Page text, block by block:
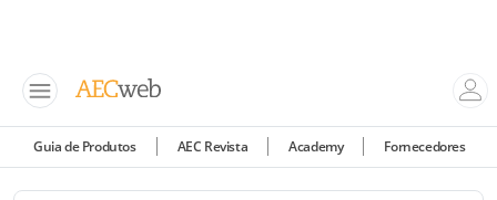
Guia de Produtos AEC Revista Academy Fornecedores